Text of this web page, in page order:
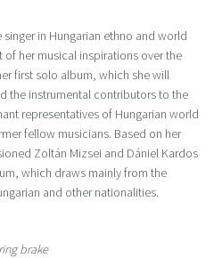
singer in Hungarian ethno and world
of her musical inspirations over the
first solo album, which she will
the instrumental contributors to the
representatives of Hungarian world
fellow musicians. Based on her
Zoltán Mizsei and Dániel Kardos
which draws mainly from the
and other nationalities.
brake